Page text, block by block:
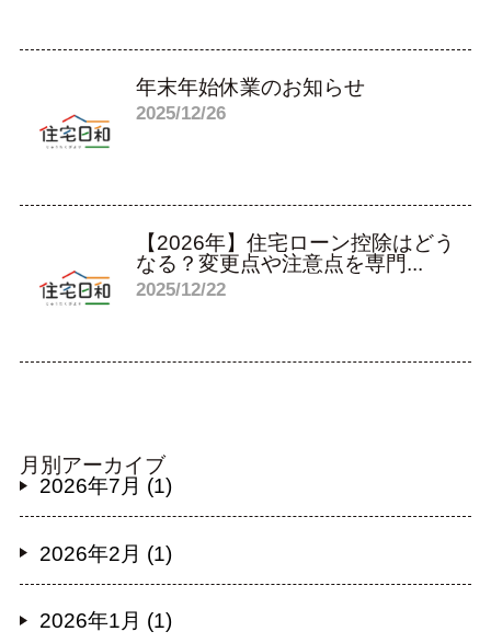
年末年始休業のお知らせ
2025/12/26
【2026年】住宅ローン控除はどう
なる？変更点や注意点を専門...
2025/12/22
月別アーカイブ
2026年7月 (1)
2026年2月 (1)
2026年1月 (1)